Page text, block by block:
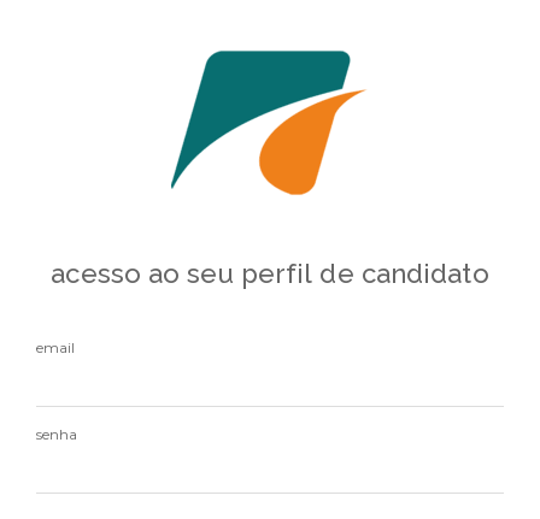
acesso ao seu perfil de candidato
email
senha